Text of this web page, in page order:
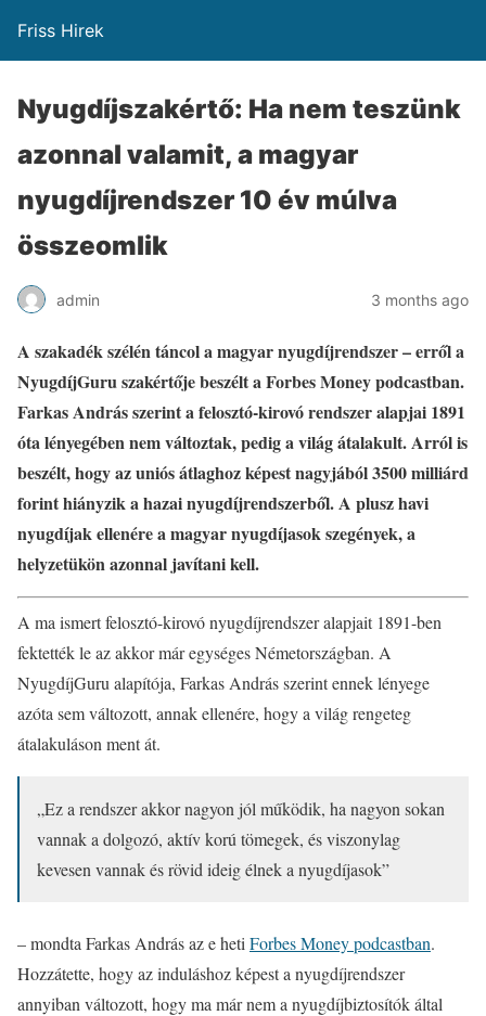
Friss Hirek
Nyugdíjszakértő: Ha nem teszünk
azonnal valamit, a magyar
nyugdíjrendszer 10 év múlva
összeomlik
admin 3 months ago
A szakadék szélén táncol a magyar nyugdíjrendszer – erről a
NyugdíjGuru szakértője beszélt a Forbes Money podcastban.
Farkas András szerint a felosztó-kirovó rendszer alapjai 1891
óta lényegében nem változtak, pedig a világ átalakult. Arról is
beszélt, hogy az uniós átlaghoz képest nagyjából 3500 milliárd
forint hiányzik a hazai nyugdíjrendszerből. A plusz havi
nyugdíjak ellenére a magyar nyugdíjasok szegények, a
helyzetükön azonnal javítani kell.
A ma ismert felosztó-kirovó nyugdíjrendszer alapjait 1891-ben
fektették le az akkor már egységes Németországban. A
NyugdíjGuru alapítója, Farkas András szerint ennek lényege
azóta sem változott, annak ellenére, hogy a világ rengeteg
átalakuláson ment át.
„Ez a rendszer akkor nagyon jól működik, ha nagyon sokan
vannak a dolgozó, aktív korú tömegek, és viszonylag
kevesen vannak és rövid ideig élnek a nyugdíjasok”
– mondta Farkas András az e heti Forbes Money podcastban.
Hozzátette, hogy az induláshoz képest a nyugdíjrendszer
annyiban változott, hogy ma már nem a nyugdíjbiztosítók által